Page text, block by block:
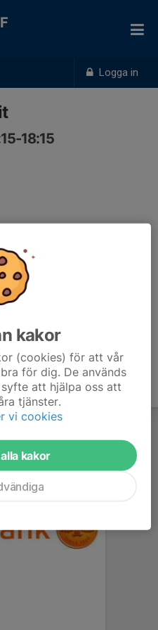
Logga in
18:15
kakor
(cookies) för att vår
för dig. De används
att hjälpa oss att
tjänster.
vi cookies
kakor